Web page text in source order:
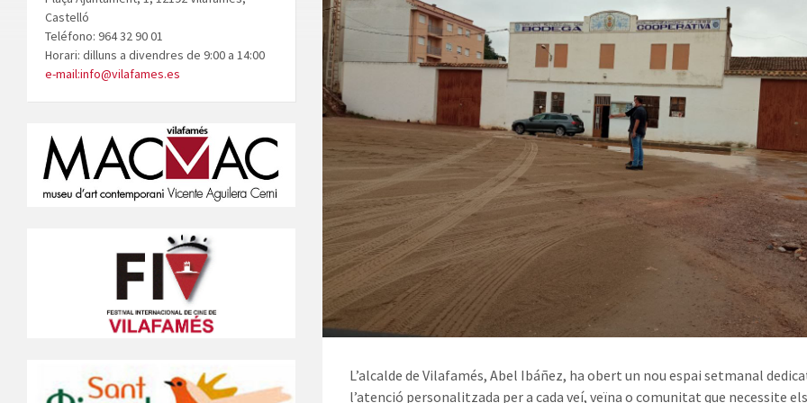
L’alcalde de Vilafamés, Abel Ibáñez, ha obert un nou espai setmanal
l’atenció personalitzada per a cada veí, veïna o comunitat que necessite
Castelló
Teléfono: 964 32 90 01
Horari: dilluns a divendres de 9:00 a 14:00
e-mail:info@vilafames.es